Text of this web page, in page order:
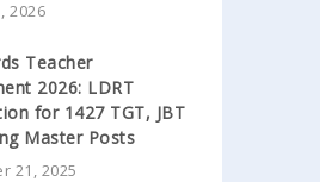
2026
Teacher
2026: LDRT
for 1427 TGT, JBT
Master Posts
21, 2025